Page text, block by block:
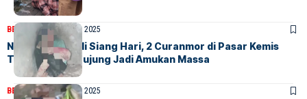
BERITA HOME 29 April, 2025
Nekat Beraksi di Siang Hari, 2 Curanmor di Pasar Kemis
Tangerang Berujung Jadi Amukan Massa
BERITAHOME17 April, 2025